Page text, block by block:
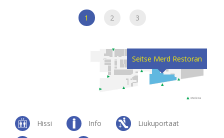
1 2 3
Seitse Merd Restoran
Hissi Info Liukuportaat